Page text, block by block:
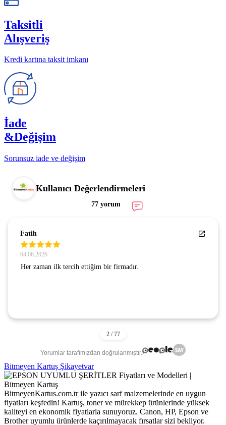
Taksitli
Alışveriş
Kredi kartına taksit imkanı
İade
&Değişim
Sorunsuz iade ve değişim
Kullanıcı Değerlendirmeleri
77 yorum
Fatih
04.06.2026
Her zaman ilk tercih ettiğim bir firmadır.
Yorumlar tarafımızdan doğrulanmıştır.
Bitmeyen Kartuş Şikayetvar
BitmeyenKartus.com.tr ile yazıcı sarf malzemelerinde en uygun
fiyatları keşfedin! Kartuş, toner ve mürekkep ürünlerinde yüksek
kaliteyi en ekonomik fiyatlarla sunuyoruz. Canon, HP, Epson ve
Brother uyumlu ürünlerde kaçırılmayacak fırsatlar sizi bekliyor.